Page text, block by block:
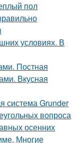
пол
условиях. В
Постная
Вкусная
система Grunder
вопроса
осенних
Многие